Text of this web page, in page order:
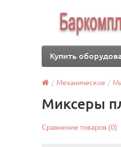
Купить
Механическое
Миксеры
Сравнение товаров (0)